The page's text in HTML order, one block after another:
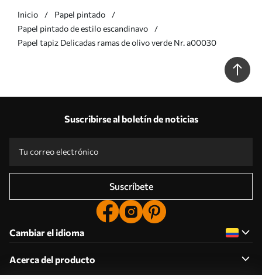
Inicio
Papel pintado
Papel pintado de estilo escandinavo
Papel tapiz Delicadas ramas de olivo verde Nr. a00030
Suscribirse al boletín de noticias
Suscríbete
Cambiar el idioma
Acerca del producto